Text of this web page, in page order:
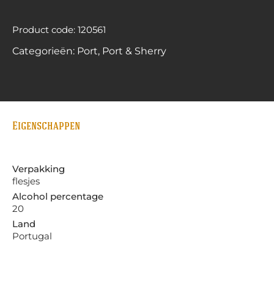
Product code: 120561
Categorieën: Port, Port & Sherry
Eigenschappen
Verpakking
flesjes
Alcohol percentage
20
Land
Portugal